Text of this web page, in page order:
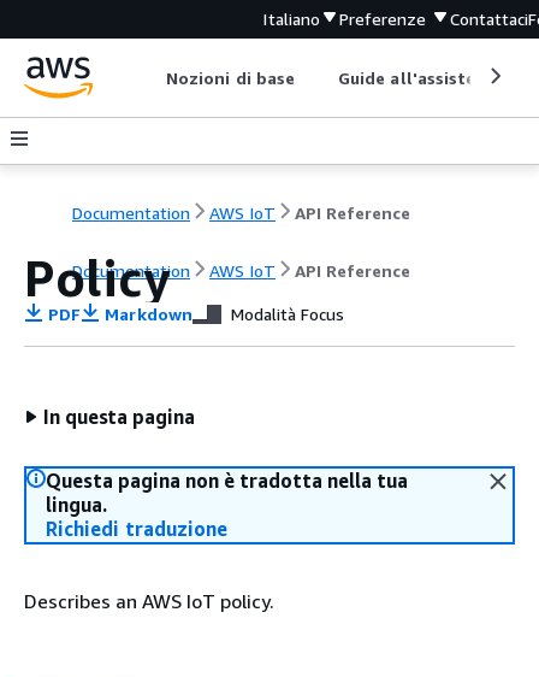
Italiano Preferenze Contattaci
Nozioni di base Guide all'assistenza
Documentation AWS IoT API Reference
Documentation AWS IoT API Reference
Policy
PDF Markdown Modalità Focus
In questa pagina
Questa pagina non è tradotta nella tua
lingua.
Richiedi traduzione
Describes an AWS IoT policy.